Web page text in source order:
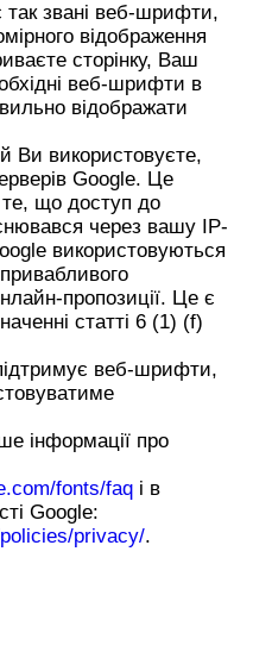
звані веб-шрифти,
відображення
сторінку, Ваш
веб-шрифти в
відображати
Ви використовуєте,
Google. Це
що доступ до
через вашу IP-
використовуються
пропозиції. Це є
статті 6 (1) (f)
веб-шрифти,
інформації про
fonts/faq і в
Google:
privacy/.